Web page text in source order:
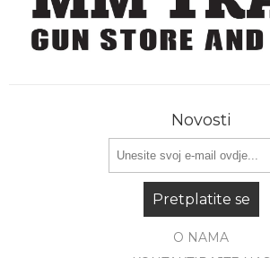
Novosti
Pretplatite se
O NAMA